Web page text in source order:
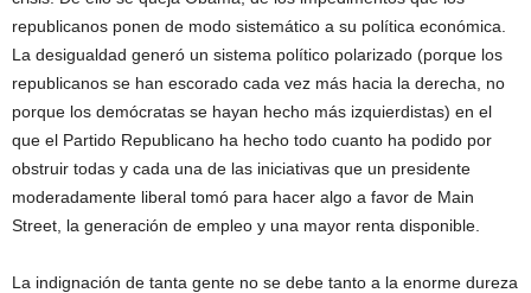
republicanos ponen de modo sistemático a su política económica.
La desigualdad generó un sistema político polarizado (porque los
republicanos se han escorado cada vez más hacia la derecha, no
porque los demócratas se hayan hecho más izquierdistas) en el
que el Partido Republicano ha hecho todo cuanto ha podido por
obstruir todas y cada una de las iniciativas que un presidente
moderadamente liberal tomó para hacer algo a favor de Main
Street, la generación de empleo y una mayor renta disponible.
La indignación de tanta gente no se debe tanto a la enorme dureza